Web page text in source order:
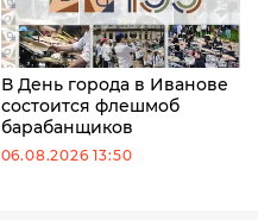
В День города в Иванове
состоится флешмоб
барабанщиков
06.08.2026 13:50